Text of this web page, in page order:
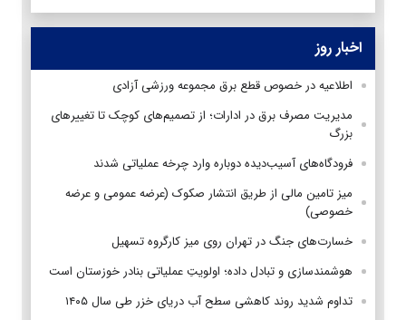
اخبار روز
اطلاعیه در خصوص قطع برق مجموعه ورزشی آزادی
مدیریت مصرف برق در ادارات؛ از تصمیم‌های کوچک تا تغییرهای
بزرگ
فرودگاه‌های آسیب‌دیده دوباره وارد چرخه عملیاتی شدند
میز تامین مالی از طریق انتشار صکوک (عرضه عمومی و عرضه
خصوصی)
خسارت‌های جنگ در تهران روی میز کارگروه تسهیل
هوشمندسازی و تبادل داده؛ اولویتِ عملیاتی بنادر خوزستان است
تداوم شدید روند کاهشی سطح آب دریای خزر طی سال ۱۴۰۵